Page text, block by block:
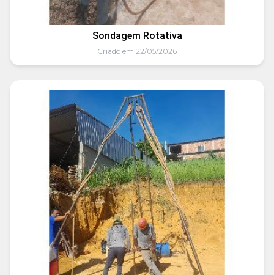
Sondagem Rotativa
Criado em 22/05/2026